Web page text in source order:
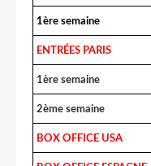
1ère semaine
ENTRÉES PARIS
1ère semaine
2ème semaine
BOX OFFICE USA